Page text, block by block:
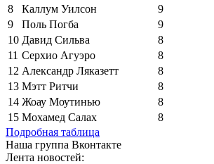
8
Каллум Уилсон
9
9
Поль Погба
9
10 Давид Сильва
8
11 Серхио Агуэро
8
12 Александр Ляказетт
8
13 Мэтт Ритчи
8
14 Жоау Моутинью
8
15 Мохамед Салах
8
Подробная таблица
Наша группа Вконтакте
Лента новостей: